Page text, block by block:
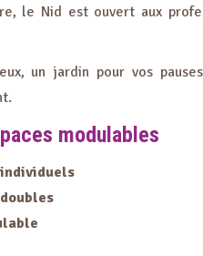
le Nid est ouvert aux
un jardin pour vos
modulables